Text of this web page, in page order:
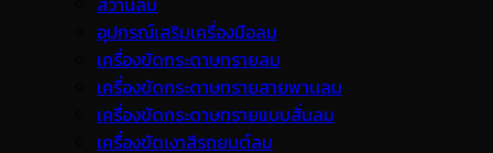
อุปกรณ์เสริมเครื่องมือลม
เครื่องขัดกระดาษทรายลม
เครื่องขัดกระดาษทรายสายพานลม
เครื่องขัดกระดาษทรายแบบสั่นลม
เครื่องขัดเงาสีรถยนต์ลม